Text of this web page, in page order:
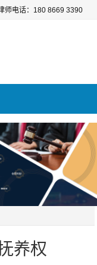
师电话：180 8669 3390
养权